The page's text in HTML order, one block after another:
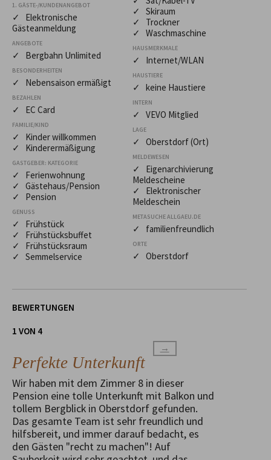
1. GÄSTE-/KUNDENANGEBOT
✓ Elektronische
Gästeanmeldung
ANGEBOTE
✓ Bergbahn Unlimited
BESONDERHEITEN
✓ Nebensaison ermäßigt
BEZAHLEN
✓ EC Card
FAMILIE/KIND
✓ Kinder willkommen
✓ Kinderermäßigung
GASTGEBER: KATEGORIE
✓ Ferienwohnung
✓ Gästehaus/Pension
✓ Pension
GENUSS
✓ Frühstück
✓ Frühstücksbuffet
✓ Frühstücksraum
✓ Semmelservice
✓ Skiraum
✓ Trockner
✓ Waschmaschine
HAUSMERKMALE
✓ Internet/WLAN
HAUSTIERE
✓ keine Haustiere
INTERN
✓ VEVO Mitglied
LAGE
✓ Oberstdorf (Ort)
MELDEWESEN
✓ Eigenarchivierung
Meldescheine
✓ Elektronischer
Meldeschein
METASUCHE ALLGAEU.DE
✓ familienfreundlich
ORTE
✓ Oberstdorf
BEWERTUNGEN
1 VON 4
→
Perfekte Unterkunft
Wir haben mit dem Zimmer 8 in dieser
Pension eine tolle Unterkunft mit Balkon und
tollem Bergblick in Oberstdorf gefunden.
Das gesamte Team ist sehr freundlich und
hilfsbereit, und immer darauf bedacht, es
den Gästen "recht zu machen"! Auf